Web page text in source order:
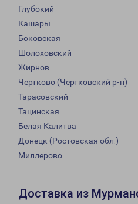
Глубокий
Кашары
Боковская
Шолоховский
Жирнов
Чертково (Чертковский р-н)
Тарасовский
Тацинская
Белая Калитва
Донецк (Ростовская обл.)
Миллерово
Доставка из